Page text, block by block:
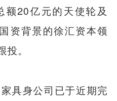
20亿元的天使轮及
资背景的徐汇资本领
。
具身公司已于近期完